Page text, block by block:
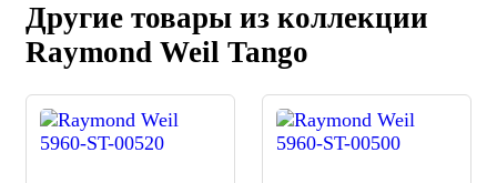
Другие товары из коллекции
Raymond Weil Tango